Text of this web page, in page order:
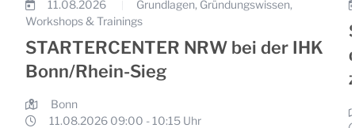
11.08.2026
Grundlagen, Gründungswissen,
Workshops & Trainings
STARTERCENTER NRW bei der IHK
Bonn/Rhein-Sieg
Bonn
11.08.2026 09:00 - 10:15 Uhr